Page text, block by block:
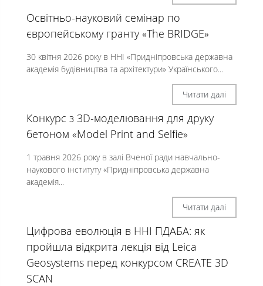
Освітньо-науковий семінар по
європейському гранту «The BRIDGE»
30 квітня 2026 року в ННІ «Придніпровська державна
академія будівництва та архітектури» Українського...
Читати далі
Конкурс з 3D-моделювання для друку
бетоном «Model Print and Selfie»
1 травня 2026 року в залі Вченої ради навчально-
наукового інституту «Придніпровська державна
академія...
Читати далі
Цифрова еволюція в ННІ ПДАБА: як
пройшла відкрита лекція від Leica
Geosystems перед конкурсом CREATE 3D
SCAN